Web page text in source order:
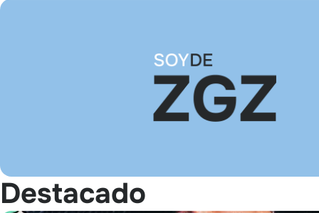
Destacado